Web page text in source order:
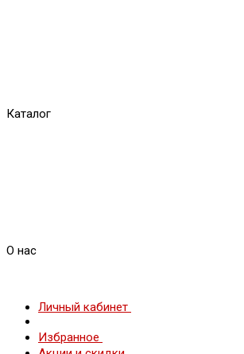
Каталог
О нас
Личный кабинет
Избранное